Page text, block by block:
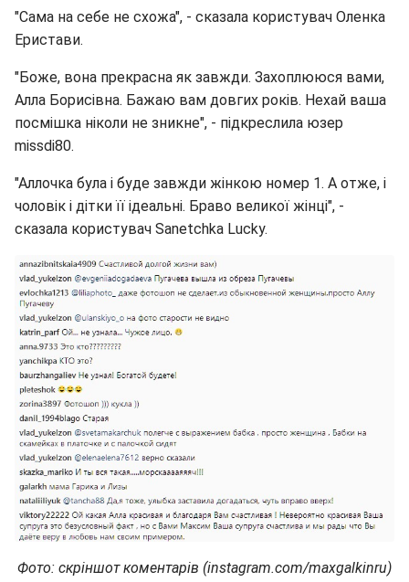
"Сама на себе не схожа", - сказала користувач Оленка
Еристави.
"Боже, вона прекрасна як завжди. Захоплююся вами,
Алла Борисівна. Бажаю вам довгих років. Нехай ваша
посмішка ніколи не зникне", - підкреслила юзер
missdi80.
"Аллочка була і буде завжди жінкою номер 1. А отже, і
чоловік і дітки її ідеальні. Браво великої жінці", -
сказала користувач Sanetchka Lucky.
Фото: скріншот коментарів (instagram.com/maxgalkinru)